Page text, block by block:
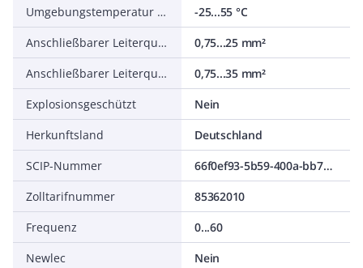
Umgebungstemperatur während des Betriebs
-25...55 °C
Anschließbarer Leiterquerschnitt mehrdrähtig
0,75...25 mm²
Anschließbarer Leiterquerschnitt eindrähtig
0,75...35 mm²
Explosionsgeschützt
Nein
Herkunftsland
Deutschland
SCIP-Nummer
66f0ef93-5b59-400a-bb70-3d18815e7f65
Zolltarifnummer
85362010
Frequenz
0...60
Newlec
Nein